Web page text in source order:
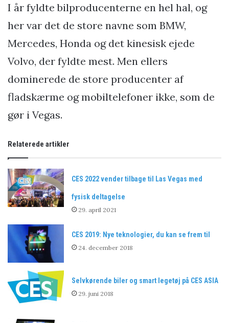
I år fyldte bilproducenterne en hel hal, og
her var det de store navne som BMW,
Mercedes, Honda og det kinesisk ejede
Volvo, der fyldte mest. Men ellers
dominerede de store producenter af
fladskærme og mobiltelefoner ikke, som de
gør i Vegas.
Relaterede artikler
CES 2022 vender tilbage til Las Vegas med
fysisk deltagelse
29. april 2021
CES 2019: Nye teknologier, du kan se frem til
24. december 2018
Selvkørende biler og smart legetøj på CES ASIA
29. juni 2018